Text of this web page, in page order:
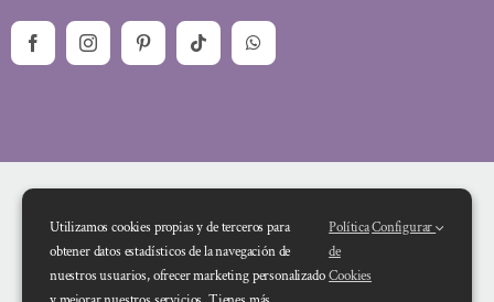
Utilizamos cookies propias y de terceros para
obtener datos estadísticos de la navegación de
nuestros usuarios, ofrecer marketing personalizado
Política
de
Cookies
Configurar